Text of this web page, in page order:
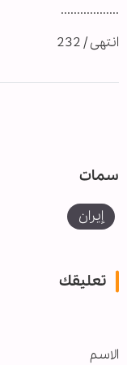
..................
انتهى / 232
سمات
إيران
تعليقك
الاسم